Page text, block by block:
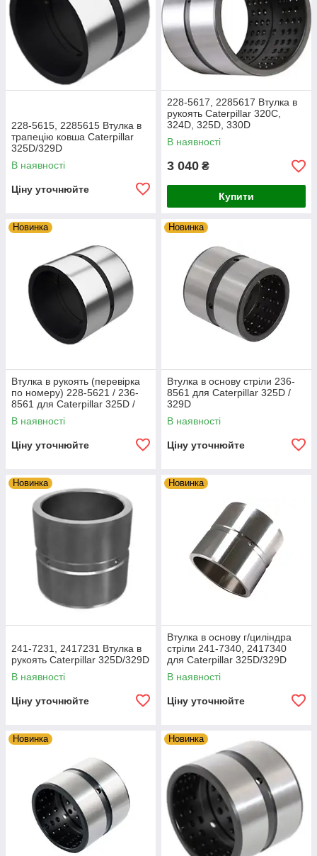
228-5615, 2285615 Втулка в
трапецію ковша Caterpillar
325D/329D
В наявності
Ціну уточнюйте
228-5617, 2285617 Втулка в
рукоять Caterpillar 320C,
324D, 325D, 330D
В наявності
3 040 ₴
Купити
Новинка
Втулка в рукоять (перевірка
по номеру) 228-5621 / 236-
8561 для Caterpillar 325D /
329D
В наявності
Ціну уточнюйте
Новинка
Втулка в основу стріли 236-
8561 для Caterpillar 325D /
329D
В наявності
Ціну уточнюйте
Новинка
241-7231, 2417231 Втулка в
рукоять Caterpillar 325D/329D
В наявності
Ціну уточнюйте
Новинка
Втулка в основу г/циліндра
стріли 241-7340, 2417340
для Caterpillar 325D/329D
В наявності
Ціну уточнюйте
Новинка Новинка